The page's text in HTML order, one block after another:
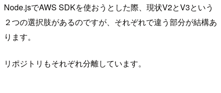
Node.jsでAWS SDKを使おうとした際、現状V2とV3という
２つの選択肢があるのですが、 それぞれで違う部分が結構あ
ります。
リポジトリもそれぞれ分離しています。